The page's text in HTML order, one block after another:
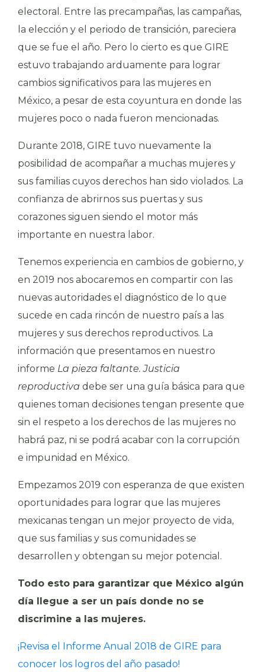
electoral. Entre las precampañas, las campañas,
la elección y el periodo de transición, pareciera
que se fue el año. Pero lo cierto es que GIRE
estuvo trabajando arduamente para lograr
cambios significativos para las mujeres en
México, a pesar de esta coyuntura en donde las
mujeres poco o nada fueron mencionadas.
Durante 2018, GIRE tuvo nuevamente la
posibilidad de acompañar a muchas mujeres y
sus familias cuyos derechos han sido violados. La
confianza de abrirnos sus puertas y sus
corazones siguen siendo el motor más
importante en nuestra labor.
Tenemos experiencia en cambios de gobierno, y
en 2019 nos abocaremos en compartir con las
nuevas autoridades el diagnóstico de lo que
sucede en cada rincón de nuestro país a las
mujeres y sus derechos reproductivos. La
información que presentamos en nuestro
informe La pieza faltante. Justicia
reproductiva debe ser una guía básica para que
quienes toman decisiones tengan presente que
sin el respeto a los derechos de las mujeres no
habrá paz, ni se podrá acabar con la corrupción
e impunidad en México.
Empezamos 2019 con esperanza de que existen
oportunidades para lograr que las mujeres
mexicanas tengan un mejor proyecto de vida,
que sus familias y sus comunidades se
desarrollen y obtengan su mejor potencial.
Todo esto para garantizar que México algún
día llegue a ser un país donde no se
discrimine a las mujeres.
¡Revisa el Informe Anual 2018 de GIRE para
conocer los logros del año pasado!